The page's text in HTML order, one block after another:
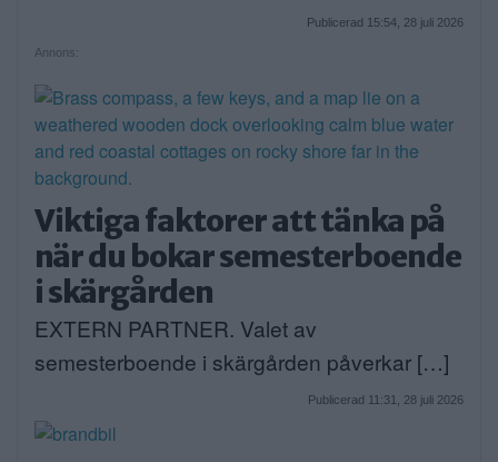
Publicerad 15:54, 28 juli 2026
Annons:
Viktiga faktorer att tänka på
när du bokar semesterboende
i skärgården
EXTERN PARTNER. Valet av
semesterboende i skärgården påverkar […]
Publicerad 11:31, 28 juli 2026